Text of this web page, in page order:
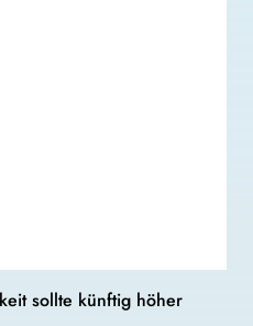
sollte künftig höher